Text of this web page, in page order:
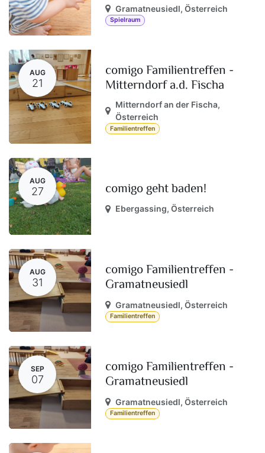
Gramatneusiedl,Österreich
Spielraum
AUG
21
comigo Familientreffen -
Mitterndorf a.d. Fischa
Mitterndorf an der Fischa,
Österreich
Familientreffen
AUG
27 comigo geht baden!
Ebergassing,Österreich
AUG
31
comigo Familientreffen -
Gramatneusiedl
Gramatneusiedl,Österreich
Familientreffen
SEP
07
comigo Familientreffen -
Gramatneusiedl
Gramatneusiedl,Österreich
Familientreffen